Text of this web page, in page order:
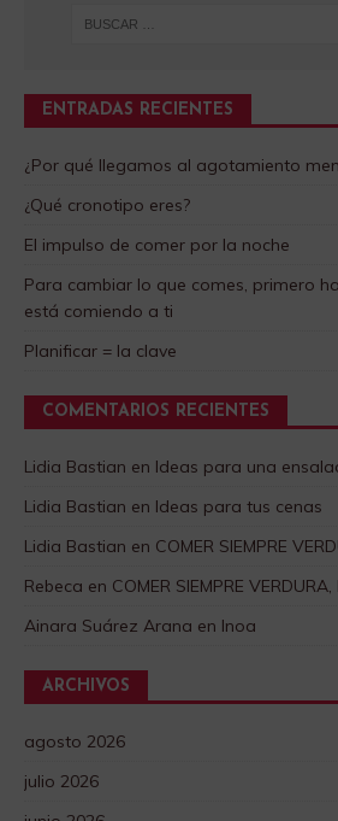
ENTRADAS RECIENTES
¿Por qué llegamos al agotamiento
¿Qué cronotipo eres?
El impulso de comer por la noche
Para cambiar lo que comes, primero
está comiendo a ti
Planificar = la clave
COMENTARIOS RECIENTES
Lidia Bastian en Ideas para una
Lidia Bastian en Ideas para tus cenas
Lidia Bastian en COMER SIEMPRE
Rebeca en COMER SIEMPRE
Ainara Suárez Arana en Inoa
ARCHIVOS
agosto 2026
julio 2026